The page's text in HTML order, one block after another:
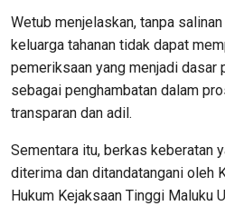
Wetub menjelaskan, tanpa salinan
keluarga tahanan tidak dapat
pemeriksaan yang menjadi dasar
sebagai penghambatan dalam
transparan dan adil.
Sementara itu, berkas keberatan
diterima dan ditandatangani oleh
Hukum Kejaksaan Tinggi Maluku